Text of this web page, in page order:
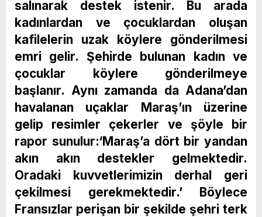
salınarak destek istenir. Bu arada
kadınlardan ve çocuklardan oluşan
kafilelerin uzak köylere gönderilmesi
emri gelir. Şehirde bulunan kadın ve
çocuklar köylere gönderilmeye
başlanır. Aynı zamanda da Adana’dan
havalanan uçaklar Maraş’ın üzerine
gelip resimler çekerler ve şöyle bir
rapor sunulur:‘Maraş’a dört bir yandan
akın akın destekler gelmektedir.
Oradaki kuvvetlerimizin derhal geri
çekilmesi gerekmektedir.’ Böylece
Fransızlar perişan bir şekilde şehri terk